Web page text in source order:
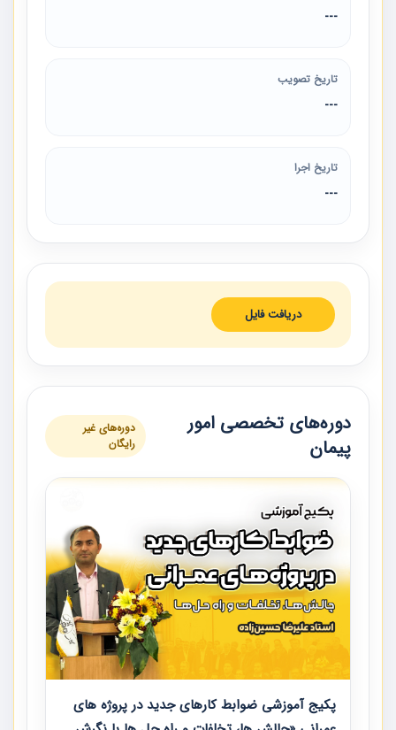
---
تاریخ تصویب
---
تاریخ اجرا
---
دریافت فایل
دوره‌های تخصصی امور
پیمان
دوره‌های غیر
رایگان
پکیج آموزشی ضوابط کارهای جدید در پروژه های